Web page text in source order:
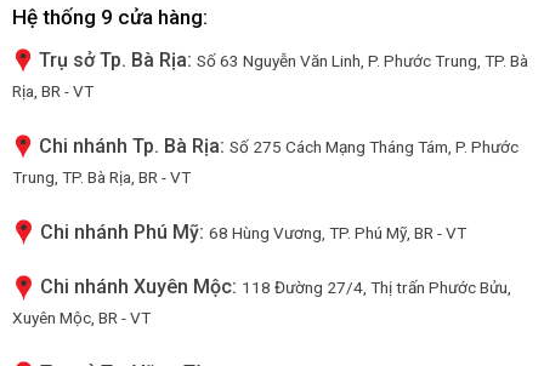
Hệ thống 9 cửa hàng:
Trụ sở Tp. Bà Rịa: Số 63 Nguyễn Văn Linh, P. Phước Trung, TP. Bà
Rịa, BR - VT
Chi nhánh Tp. Bà Rịa: Số 275 Cách Mạng Tháng Tám, P. Phước
Trung, TP. Bà Rịa, BR - VT
Chi nhánh Phú Mỹ: 68 Hùng Vương, TP. Phú Mỹ, BR - VT
Chi nhánh Xuyên Mộc: 118 Đường 27/4, Thị trấn Phước Bửu,
Xuyên Mộc, BR - VT